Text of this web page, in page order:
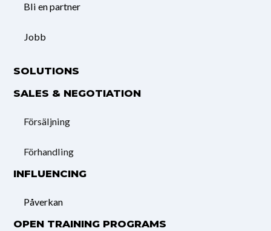
Bli en partner
Jobb
SOLUTIONS
SALES & NEGOTIATION
Försäljning
Förhandling
INFLUENCING
Påverkan
OPEN TRAINING PROGRAMS